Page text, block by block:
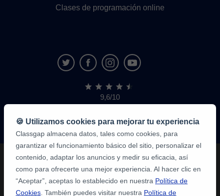
Clases de programación online
9,6/10
1.339.284
de
alumnos
🍪 Utilizamos cookies para mejorar tu experiencia
Classgap almacena datos, tales como cookies, para
garantizar el funcionamiento básico del sitio, personalizar el
contenido, adaptar los anuncios y medir su eficacia, así
como para ofrecerte una mejor experiencia. Al hacer clic en
“Aceptar”, aceptas lo establecido en nuestra Política de
Cookies . También puedes visitar nuestra Política de